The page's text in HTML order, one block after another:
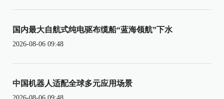
国内最大自航式纯电驱布缆船“蓝海领航”下水
2026-08-06 09:48
中国机器人适配全球多元应用场景